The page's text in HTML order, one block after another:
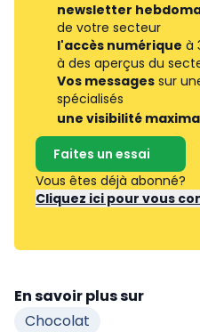
newsletter
de votre secteur
l'accès numérique à
à des aperçus du
Vos messages sur
spécialisés
une visibilité
Faites un essai
Vous êtes déjà abonné?
Cliquez ici pour vous
En savoir plus sur
Chocolat